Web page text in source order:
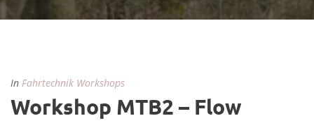
In Fahrtechnik Workshops
Workshop MTB2 – Flow